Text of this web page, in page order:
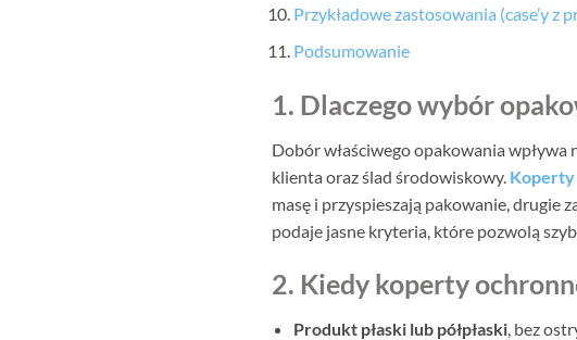
Przykładowe zastosowania (case’y z
Podsumowanie
1. Dlaczego wybór
Dobór właściwego opakowania wpływa
klienta oraz ślad środowiskowy. Koperty
masę i przyspieszają pakowanie, drugie
podaje jasne kryteria, które pozwolą
2. Kiedy koperty
Produkt płaski lub półpłaski, bez